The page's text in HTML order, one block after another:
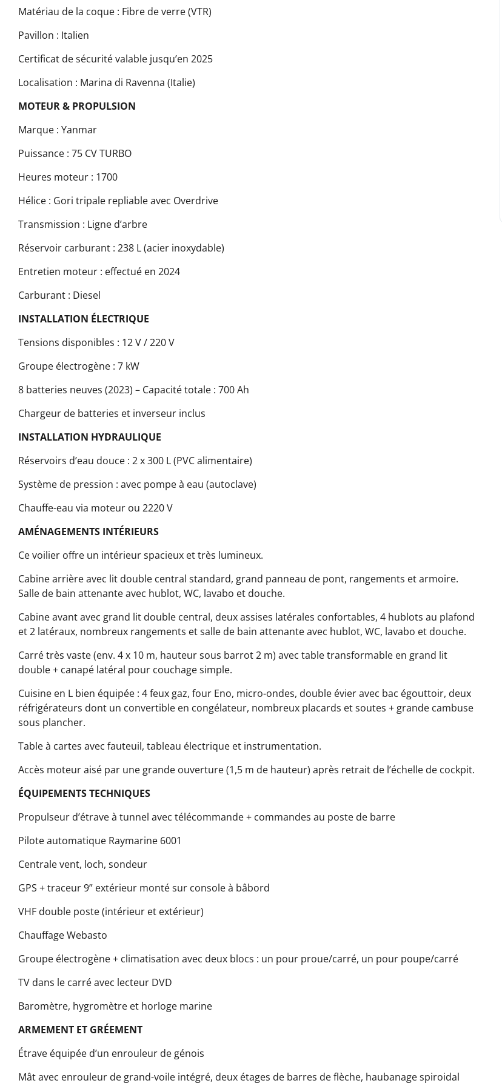
Matériau de la coque : Fibre de verre (VTR)
Pavillon : Italien
Certificat de sécurité valable jusqu’en 2025
Localisation : Marina di Ravenna (Italie)
MOTEUR & PROPULSION
Marque : Yanmar
Puissance : 75 CV TURBO
Heures moteur : 1700
Hélice : Gori tripale repliable avec Overdrive
Transmission : Ligne d’arbre
Réservoir carburant : 238 L (acier inoxydable)
Entretien moteur : effectué en 2024
Carburant : Diesel
INSTALLATION ÉLECTRIQUE
Tensions disponibles : 12 V / 220 V
Groupe électrogène : 7 kW
8 batteries neuves (2023) – Capacité totale : 700 Ah
Chargeur de batteries et inverseur inclus
INSTALLATION HYDRAULIQUE
Réservoirs d’eau douce : 2 x 300 L (PVC alimentaire)
Système de pression : avec pompe à eau (autoclave)
Chauffe-eau via moteur ou 2220 V
AMÉNAGEMENTS INTÉRIEURS
Ce voilier offre un intérieur spacieux et très lumineux.
Cabine arrière avec lit double central standard, grand panneau de pont, rangements et armoire.
Salle de bain attenante avec hublot, WC, lavabo et douche.
Cabine avant avec grand lit double central, deux assises latérales confortables, 4 hublots au plafond
et 2 latéraux, nombreux rangements et salle de bain attenante avec hublot, WC, lavabo et douche.
Carré très vaste (env. 4 x 10 m, hauteur sous barrot 2 m) avec table transformable en grand lit
double + canapé latéral pour couchage simple.
Cuisine en L bien équipée : 4 feux gaz, four Eno, micro-ondes, double évier avec bac égouttoir, deux
réfrigérateurs dont un convertible en congélateur, nombreux placards et soutes + grande cambuse
sous plancher.
Table à cartes avec fauteuil, tableau électrique et instrumentation.
Accès moteur aisé par une grande ouverture (1,5 m de hauteur) après retrait de l’échelle de cockpit.
ÉQUIPEMENTS TECHNIQUES
Propulseur d’étrave à tunnel avec télécommande + commandes au poste de barre
Pilote automatique Raymarine 6001
Centrale vent, loch, sondeur
GPS + traceur 9” extérieur monté sur console à bâbord
VHF double poste (intérieur et extérieur)
Chauffage Webasto
Groupe électrogène + climatisation avec deux blocs : un pour proue/carré, un pour poupe/carré
TV dans le carré avec lecteur DVD
Baromètre, hygromètre et horloge marine
ARMEMENT ET GRÉEMENT
Étrave équipée d’un enrouleur de génois
Mât avec enrouleur de grand-voile intégré, deux étages de barres de flèche, haubanage spiroidal